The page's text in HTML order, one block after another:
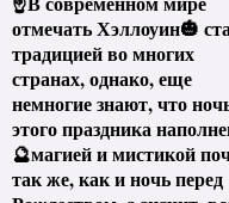
отмечать Хэллоуин🎃
традицией во многих
странах, однако, еще
немногие знают, что
этого праздника
🔮магией и мистикой
так же, как и ночь перед